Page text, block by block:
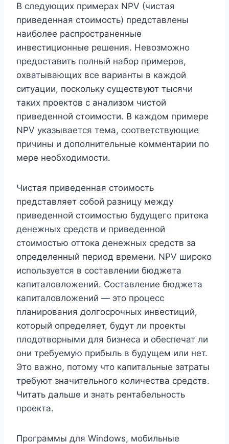
В следующих примерах NPV (чистая
приведенная стоимость) представлены
наиболее распространенные
инвестиционные решения. Невозможно
предоставить полный набор примеров,
охватывающих все варианты в каждой
ситуации, поскольку существуют тысячи
таких проектов с анализом чистой
приведенной стоимости. В каждом примере
NPV указывается тема, соответствующие
причины и дополнительные комментарии по
мере необходимости.
Чистая приведенная стоимость
представляет собой разницу между
приведенной стоимостью будущего притока
денежных средств и приведенной
стоимостью оттока денежных средств за
определенный период времени. NPV широко
используется в составлении бюджета
капиталовложений. Составление бюджета
капиталовложений — это процесс
планирования долгосрочных инвестиций,
который определяет, будут ли проекты
плодотворными для бизнеса и обеспечат ли
они требуемую прибыль в будущем или нет.
Это важно, потому что капитальные затраты
требуют значительного количества средств.
Читать дальше и знать рентабельность
проекта.
Программы для Windows, мобильные